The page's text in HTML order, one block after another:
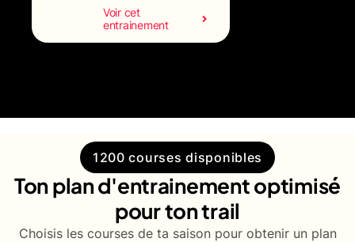
Voir cet
entrainement
1200 courses disponibles
Ton plan d'entrainement optimisé
pour ton trail
Choisis les courses de ta saison pour obtenir un plan